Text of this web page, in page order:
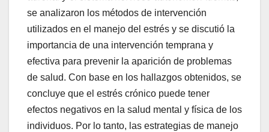
se analizaron los métodos de intervención
utilizados en el manejo del estrés y se discutió la
importancia de una intervención temprana y
efectiva para prevenir la aparición de problemas
de salud. Con base en los hallazgos obtenidos, se
concluye que el estrés crónico puede tener
efectos negativos en la salud mental y física de los
individuos. Por lo tanto, las estrategias de manejo